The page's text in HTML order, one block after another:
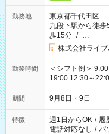
勤務地
東京都千代田区
九段下駅から徒歩
歩15分 / …
株式会社ライブ
勤務時間
＜シフト例＞
19:00 12:30～22:00 上記の時間から好きな時間を選べま
時間は変更とな
期間 9月8日・9日
特徴 週1日からOK / 履
電話対応なし / パ